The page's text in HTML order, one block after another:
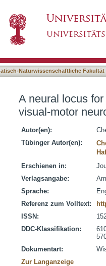
Naturwissenschaftliche Fakultät
A neural locus
visual-motor
Autor(en):
Tübinger Autor(en):
Erschienen in:
Verlagsangabe:
Sprache:
Referenz zum Volltext:
ISSN:
DDC-Klassifikation:
Dokumentart:
Zur Langanzeige